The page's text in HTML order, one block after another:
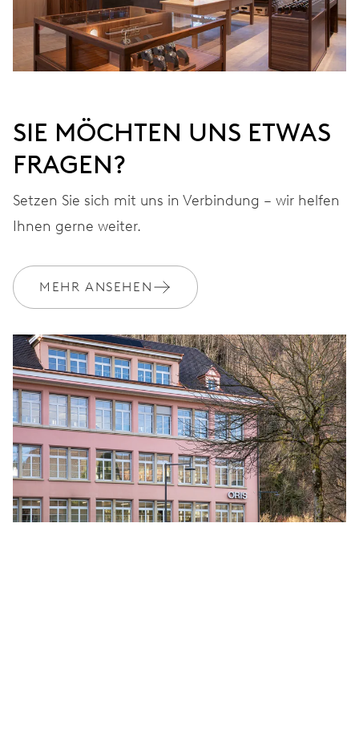
SIE MÖCHTEN UNS ETWAS
FRAGEN?
Setzen Sie sich mit uns in Verbindung – wir helfen
Ihnen gerne weiter.
MEHR ANSEHEN